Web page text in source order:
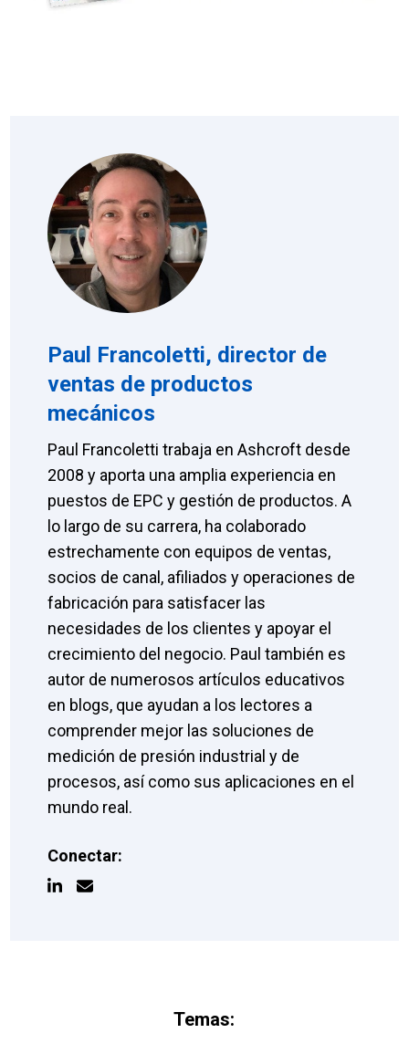
Paul Francoletti, director de
ventas de productos
mecánicos
Paul Francoletti trabaja en Ashcroft desde
2008 y aporta una amplia experiencia en
puestos de EPC y gestión de productos. A
lo largo de su carrera, ha colaborado
estrechamente con equipos de ventas,
socios de canal, afiliados y operaciones de
fabricación para satisfacer las
necesidades de los clientes y apoyar el
crecimiento del negocio. Paul también es
autor de numerosos artículos educativos
en blogs, que ayudan a los lectores a
comprender mejor las soluciones de
medición de presión industrial y de
procesos, así como sus aplicaciones en el
mundo real.
Conectar:
Temas: